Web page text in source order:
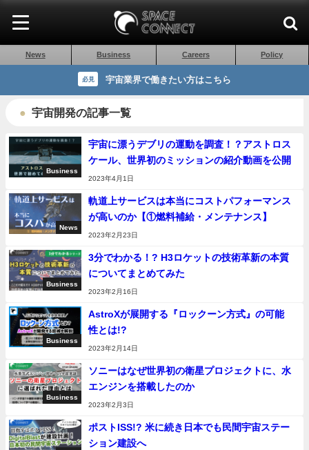
News Business Careers Policy
必見 宇宙業界で働きたい方はこちら
宇宙開発の記事一覧
Business
宇宙に漂うデブリの運動を調査！？アストロス
ケール、世界初のミッションの紹介動画を公開
2023年4月1日
News
軌道上サービスは本当にコストパフォーマンス
が高いのか【①燃料補給・メンテナンス】
2023年2月23日
Business
3分でわかる！? H3ロケットの技術革新の本質
についてまとめてみた
2023年2月16日
Business
AstroXが展開する『ロックーン方式』の可能
性とは!?
2023年2月14日
Business
ソニーはなぜ世界初の衛星プロジェクトに、水
エンジンを搭載したのか
2023年2月3日
ポストISS!? 米に続き日本でも民間宇宙ステー
ション建設へ